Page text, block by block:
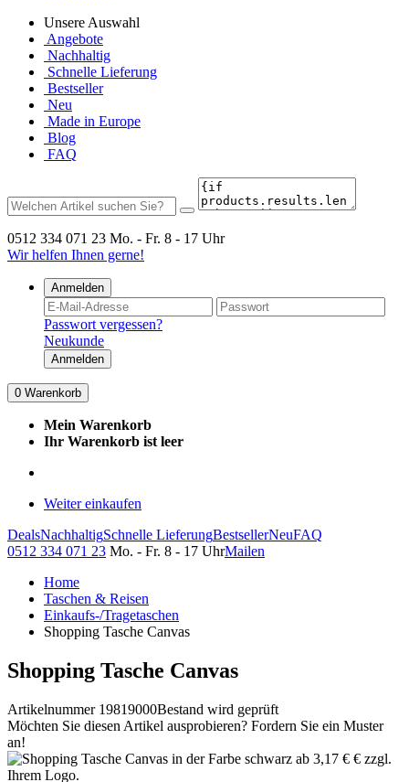
Unsere Auswahl
Angebote
Nachhaltig
Schnelle Lieferung
Bestseller
Neu
Made in Europe
Blog
FAQ
0512 334 071 23 Mo. - Fr. 8 - 17 Uhr
Wir helfen Ihnen gerne!
Anmelden
Passwort vergessen?
Neukunde
Anmelden
0 Warenkorb
Mein Warenkorb
Ihr Warenkorb ist leer
Weiter einkaufen
DealsNachhaltigSchnelle LieferungBestsellerNeuFAQ
0512 334 071 23 Mo. - Fr. 8 - 17 UhrMailen
Home
Taschen & Reisen
Einkaufs-/Tragetaschen
Shopping Tasche Canvas
Shopping Tasche Canvas
Artikelnummer 19819000Bestand wird geprüft
Möchten Sie diesen Artikel ausprobieren? Fordern Sie ein Muster
an!